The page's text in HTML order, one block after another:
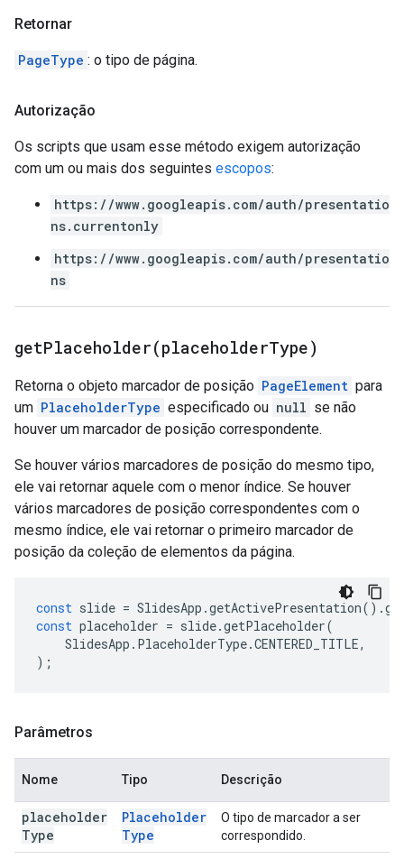
Retornar
PageType : o tipo de página.
Autorização
Os scripts que usam esse método exigem autorização
com um ou mais dos seguintes escopos:
https://www.googleapis.com/auth/presentatio
ns.currentonly
https://www.googleapis.com/auth/presentatio
ns
getPlaceholder(placeholderType)
Retorna o objeto marcador de posição PageElement para
um PlaceholderType especificado ou null se não
houver um marcador de posição correspondente.
Se houver vários marcadores de posição do mesmo tipo,
ele vai retornar aquele com o menor índice. Se houver
vários marcadores de posição correspondentes com o
mesmo índice, ele vai retornar o primeiro marcador de
posição da coleção de elementos da página.
const slide = SlidesApp .getActivePresentation().
const placeholder = slide.getPlaceholder(
SlidesApp . PlaceholderType.CENTERED_TITLE,
);
Parâmetros
Nome Tipo Descrição
placeholder
Type
Placeholder
Type
O tipo de marcador a ser
correspondido.